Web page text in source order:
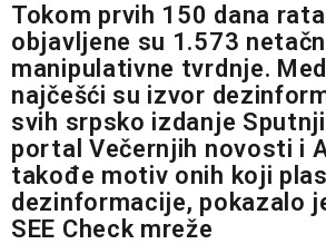
Tokom prvih 150 dana
objavljene su 1.573
manipulativne tvrdnje.
najčešći su izvor
svih srpsko izdanje
portal Večernjih novosti i
takođe motiv onih koji
dezinformacije, pokazalo
SEE Check mreže